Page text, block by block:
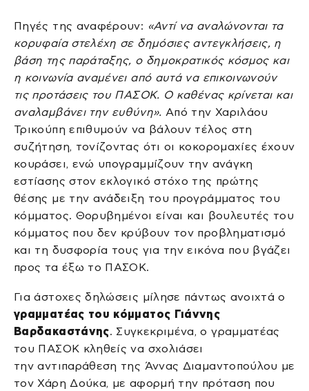
Πηγές της αναφέρουν: «Αντί να αναλώνονται τα
κορυφαία στελέχη σε δημόσιες αντεγκλήσεις, η
βάση της παράταξης, ο δημοκρατικός κόσμος και
η κοινωνία αναμένει από αυτά να επικοινωνούν
τις προτάσεις του ΠΑΣΟΚ. Ο καθένας κρίνεται και
αναλαμβάνει την ευθύνη». Από την Χαριλάου
Τρικούπη επιθυμούν να βάλουν τέλος στη
συζήτηση, τονίζοντας ότι οι κοκορομαχίες έχουν
κουράσει, ενώ υπογραμμίζουν την ανάγκη
εστίασης στον εκλογικό στόχο της πρώτης
θέσης με την ανάδειξη του προγράμματος του
κόμματος. Θορυβημένοι είναι και βουλευτές του
κόμματος που δεν κρύβουν τον προβληματισμό
και τη δυσφορία τους για την εικόνα που βγάζει
προς τα έξω το ΠΑΣΟΚ.
Για άστοχες δηλώσεις μίλησε πάντως ανοιχτά ο
γραμματέας του κόμματος Γιάννης
Βαρδακαστάνης. Συγκεκριμένα, ο γραμματέας
του ΠΑΣΟΚ κληθείς να σχολιάσει
την αντιπαράθεση της Άννας Διαμαντοπούλου με
τον Χάρη Δούκα, με αφορμή την πρόταση που